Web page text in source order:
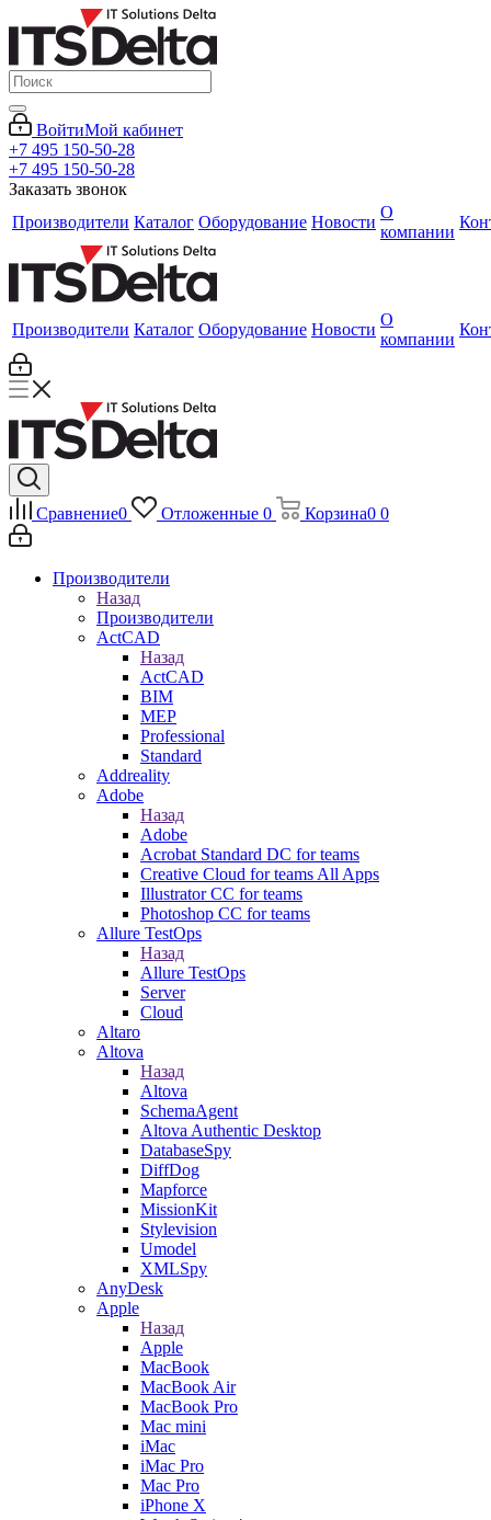
ВойтиМой кабинет
+7 495 150-50-28
+7 495 150-50-28
Заказать звонок
Производители Каталог Оборудование Новости
О
компании
Производители Каталог Оборудование Новости
О
компании
Сравнение0 Отложенные 0 Корзина0 0
Производители
Назад
Производители
ActCAD
Назад
ActCAD
BIM
MEP
Professional
Standard
Addreality
Adobe
Назад
Adobe
Acrobat Standard DC for teams
Creative Cloud for teams All Apps
Illustrator CC for teams
Photoshop CC for teams
Allure TestOps
Назад
Allure TestOps
Server
Cloud
Altaro
Altova
Назад
Altova
SchemaAgent
Altova Authentic Desktop
DatabaseSpy
DiffDog
Mapforce
MissionKit
Stylevision
Umodel
XMLSpy
AnyDesk
Apple
Назад
Apple
MacBook
MacBook Air
MacBook Pro
Mac mini
iMac
iMac Pro
Mac Pro
iPhone X